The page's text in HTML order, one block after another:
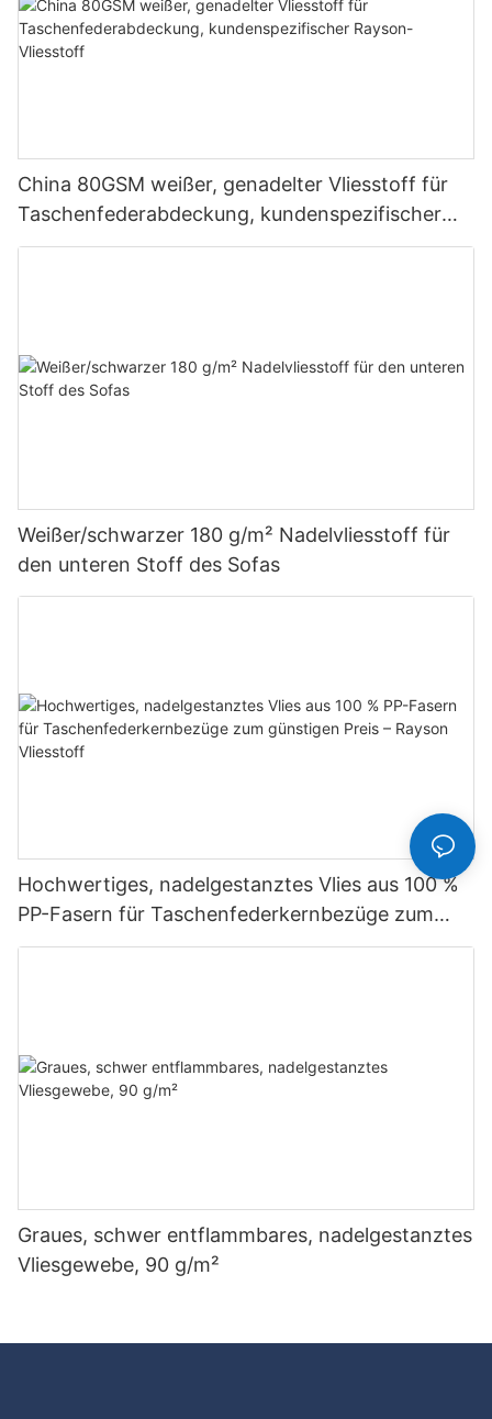
China 80GSM weißer, genadelter Vliesstoff für
Taschenfederabdeckung, kundenspezifischer
Rayson-Vliesstoff
Weißer/schwarzer 180 g/m² Nadelvliesstoff für
den unteren Stoff des Sofas
Hochwertiges, nadelgestanztes Vlies aus 100 %
PP-Fasern für Taschenfederkernbezüge zum
günstigen Preis – Rayson Vliesstoff
Graues, schwer entflammbares, nadelgestanztes
Vliesgewebe, 90 g/m²